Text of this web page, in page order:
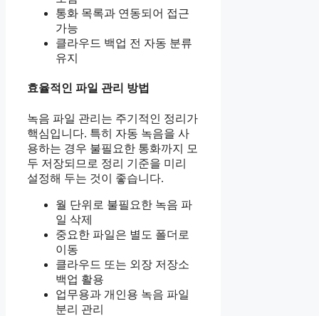
통화 목록과 연동되어 접근
가능
클라우드 백업 전 자동 분류
유지
효율적인 파일 관리 방법
녹음 파일 관리는 주기적인 정리가
핵심입니다. 특히 자동 녹음을 사
용하는 경우 불필요한 통화까지 모
두 저장되므로 정리 기준을 미리
설정해 두는 것이 좋습니다.
월 단위로 불필요한 녹음 파
일 삭제
중요한 파일은 별도 폴더로
이동
클라우드 또는 외장 저장소
백업 활용
업무용과 개인용 녹음 파일
분리 관리